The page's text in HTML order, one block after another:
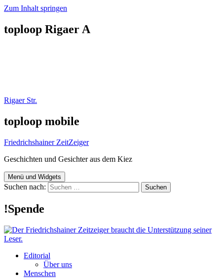
Zum Inhalt springen
toploop Rigaer A
Rigaer Str.
toploop mobile
Friedrichshainer ZeitZeiger
Geschichten und Gesichter aus dem Kiez
Menü und Widgets
Suchen nach:
!Spende
Editorial
Über uns
Menschen